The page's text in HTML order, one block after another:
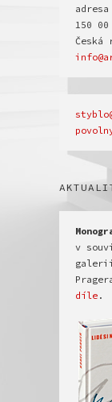
150
v
díle